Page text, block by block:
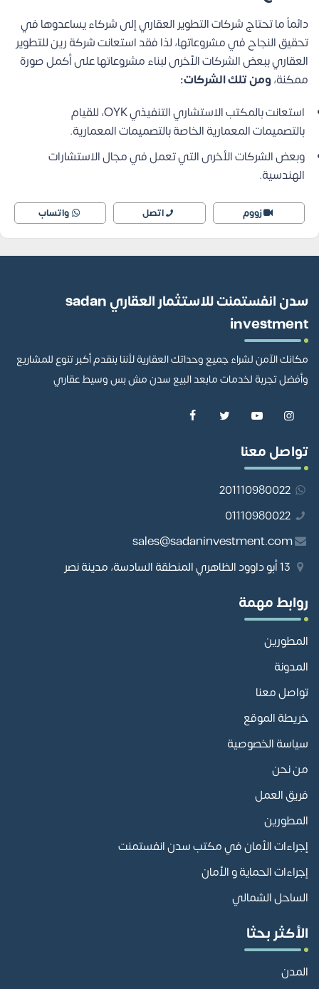
دائماً ما تحتاج شركات التطوير العقاري إلى شركاء يساعدوها في
تحقيق النجاح في مشروعاتها، لذا فقد استعانت شركة رين للتطوير
العقاري ببعض الشركات الأخرى لبناء مشروعاتها على أكمل صورة
ممكنة،ومن تلك الشركات:
استعانت بالمكتب الاستشاري التنفيذي OYK، للقيام
بالتصميمات المعمارية الخاصة بالتصميمات المعمارية.
وبعض الشركات الأخرى التي تعمل في مجال الاستشارات
الهندسية.
زووم اتصل واتساب
سدن انفستمنت للاستثمار العقاري sadan
investment
مكانك الآمن لشراء جميع وحداتك العقارية لأننا بنقدم أكبر تنوع للمشاريع
وأفضل تجربة لخدمات مابعد البيع سدن مش بس وسيط عقاري
تواصل معنا
201110980022
01110980022
sales@sadaninvestment.com
روابط مهمة
المطورين
المدونة
تواصل معنا
خريطة الموقع
سياسة الخصوصية
من نحن
فريق العمل
المطورين
إجراءات الأمان في مكتب سدن انفستمنت
إجراءات الحماية و الأمان
الساحل الشمالي
الأكثر بحثا
المدن